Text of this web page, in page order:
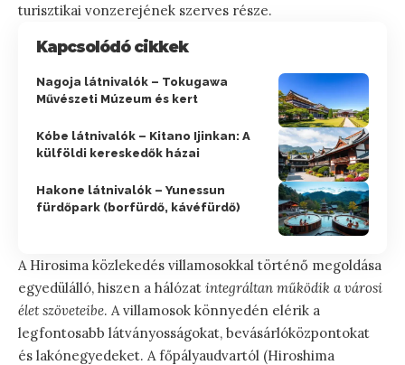
turisztikai vonzerejének szerves része.
Kapcsolódó cikkek
Nagoja látnivalók – Tokugawa
Művészeti Múzeum és kert
Kóbe látnivalók – Kitano Ijinkan: A
külföldi kereskedők házai
Hakone látnivalók – Yunessun
fürdőpark (borfürdő, kávéfürdő)
A Hirosima közlekedés villamosokkal történő megoldása
egyedülálló, hiszen a hálózat integráltan működik a városi
élet szöveteibe. A villamosok könnyedén elérik a
legfontosabb látványosságokat, bevásárlóközpontokat
és lakónegyedeket. A főpályaudvartól (Hiroshima